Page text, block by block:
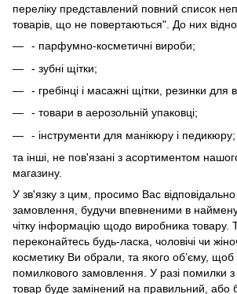
переліку представлений повний список
товарів, що не повертаються". До них
- парфумно-косметичні вироби;
- зубні щітки;
- гребінці і масажні щітки, резинки для
- товари в аерозольній упаковці;
- інструменти для манікюру і педикюру;
та інші, не пов'язані з асортиментом
магазину.
У зв'язку з цим, просимо Вас
замовлення, будучи впевненими в
чітку інформацію щодо виробника товару.
переконайтесь будь-ласка, чоловічі чи
косметику Ви обрали, та якого об’єму, щоб
помилкового замовлення. У разі помилки
товар буде замінений на правильний, або